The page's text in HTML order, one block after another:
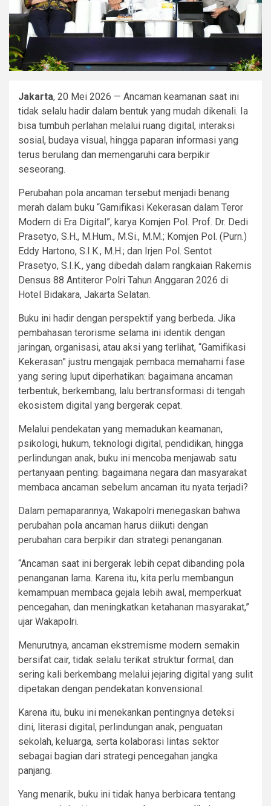
Jakarta, 20 Mei 2026 — Ancaman keamanan saat ini
tidak selalu hadir dalam bentuk yang mudah dikenali. Ia
bisa tumbuh perlahan melalui ruang digital, interaksi
sosial, budaya visual, hingga paparan informasi yang
terus berulang dan memengaruhi cara berpikir
seseorang.
Perubahan pola ancaman tersebut menjadi benang
merah dalam buku “Gamifikasi Kekerasan dalam Teror
Modern di Era Digital”, karya Komjen Pol. Prof. Dr. Dedi
Prasetyo, S.H., M.Hum., M.Si., M.M.; Komjen Pol. (Purn.)
Eddy Hartono, S.I.K., M.H.; dan Irjen Pol. Sentot
Prasetyo, S.I.K., yang dibedah dalam rangkaian Rakernis
Densus 88 Antiteror Polri Tahun Anggaran 2026 di
Hotel Bidakara, Jakarta Selatan.
Buku ini hadir dengan perspektif yang berbeda. Jika
pembahasan terorisme selama ini identik dengan
jaringan, organisasi, atau aksi yang terlihat, “Gamifikasi
Kekerasan” justru mengajak pembaca memahami fase
yang sering luput diperhatikan: bagaimana ancaman
terbentuk, berkembang, lalu bertransformasi di tengah
ekosistem digital yang bergerak cepat.
Melalui pendekatan yang memadukan keamanan,
psikologi, hukum, teknologi digital, pendidikan, hingga
perlindungan anak, buku ini mencoba menjawab satu
pertanyaan penting: bagaimana negara dan masyarakat
membaca ancaman sebelum ancaman itu nyata terjadi?
Dalam pemaparannya, Wakapolri menegaskan bahwa
perubahan pola ancaman harus diikuti dengan
perubahan cara berpikir dan strategi penanganan.
“Ancaman saat ini bergerak lebih cepat dibanding pola
penanganan lama. Karena itu, kita perlu membangun
kemampuan membaca gejala lebih awal, memperkuat
pencegahan, dan meningkatkan ketahanan masyarakat,”
ujar Wakapolri.
Menurutnya, ancaman ekstremisme modern semakin
bersifat cair, tidak selalu terikat struktur formal, dan
sering kali berkembang melalui jejaring digital yang sulit
dipetakan dengan pendekatan konvensional.
Karena itu, buku ini menekankan pentingnya deteksi
dini, literasi digital, perlindungan anak, penguatan
sekolah, keluarga, serta kolaborasi lintas sektor
sebagai bagian dari strategi pencegahan jangka
panjang.
Yang menarik, buku ini tidak hanya berbicara tentang